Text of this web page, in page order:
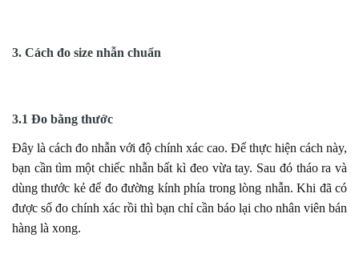
3. Cách đo size nhẫn chuẩn
3.1 Đo bằng thước
Đây là cách đo nhẫn với độ chính xác cao. Để thực hiện cách này,
bạn cần tìm một chiếc nhẫn bất kì đeo vừa tay. Sau đó tháo ra và
dùng thước kẻ để đo đường kính phía trong lòng nhẫn. Khi đã có
được số đo chính xác rồi thì bạn chỉ cần báo lại cho nhân viên bán
hàng là xong.